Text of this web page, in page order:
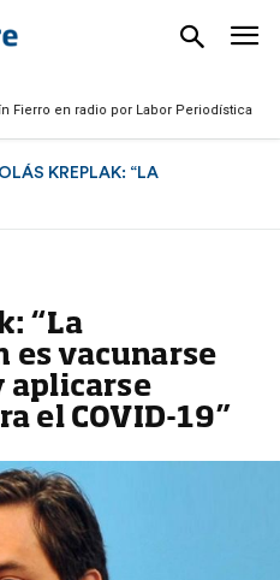
en radio por Labor Periodística
KREPLAK: “LA
“La
es vacunarse
aplicarse
el COVID-19”